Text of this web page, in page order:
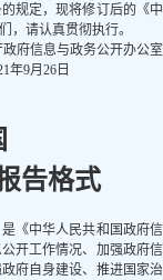
规定，现将修订后的《中
，请认真贯彻执行。
政府信息与政务公开办公室
年9月26日
告格式
《中华人民共和国政府信
开工作情况、加强政府信
府自身建设、推进国家治